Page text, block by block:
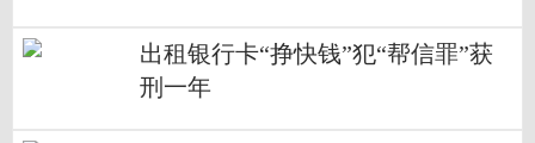
出租银行卡“挣快钱”犯“帮信罪”获
刑一年